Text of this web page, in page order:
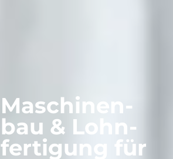
Maschinen­
bau & Lohn­
ferti­gung für